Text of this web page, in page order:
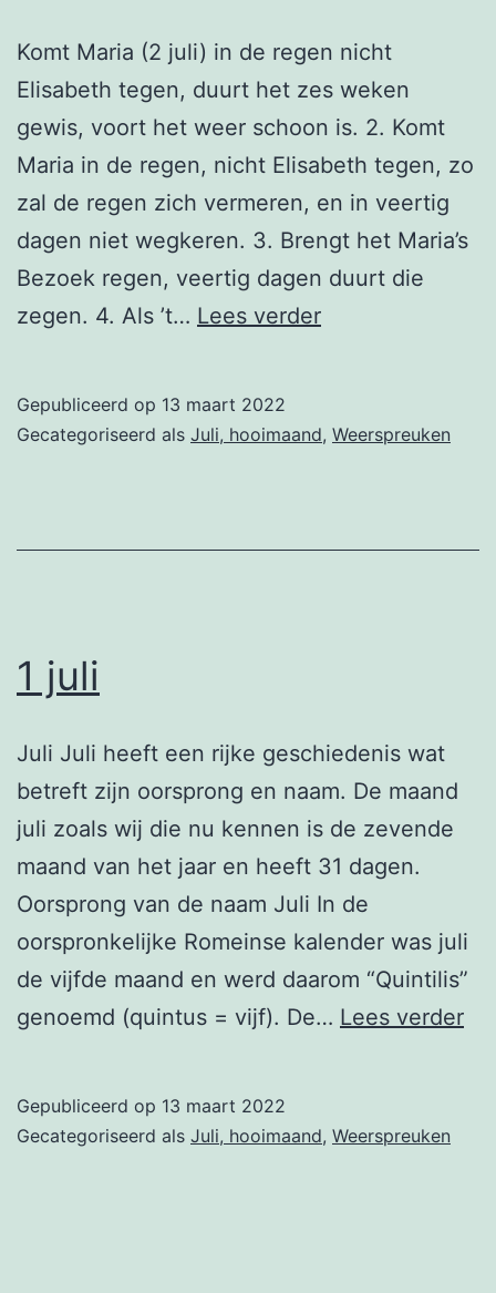
Komt Maria (2 juli) in de regen nicht
Elisabeth tegen, duurt het zes weken
gewis, voort het weer schoon is. 2. Komt
Maria in de regen, nicht Elisabeth tegen, zo
zal de regen zich vermeren, en in veertig
dagen niet wegkeren. 3. Brengt het Maria’s
Bezoek regen, veertig dagen duurt die
zegen. 4. Als ’t… Lees verder2
Gepubliceerd op 13 maart 2022
Gecategoriseerd als Juli, hooimaand, Weerspreuken
1 juli
Juli Juli heeft een rijke geschiedenis wat
betreft zijn oorsprong en naam. De maand
juli zoals wij die nu kennen is de zevende
maand van het jaar en heeft 31 dagen.
Oorsprong van de naam Juli In de
oorspronkelijke Romeinse kalender was juli
de vijfde maand en werd daarom “Quintilis”
genoemd (quintus = vijf). De… Lees verder1
Gepubliceerd op 13 maart 2022
Gecategoriseerd als Juli, hooimaand, Weerspreuken